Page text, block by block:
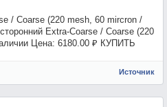
/ Coarse (220 mesh, 60 mircron /
Extra-Coarse / Coarse (220
Цена: 6180.00 ₽ КУПИТЬ
Источник